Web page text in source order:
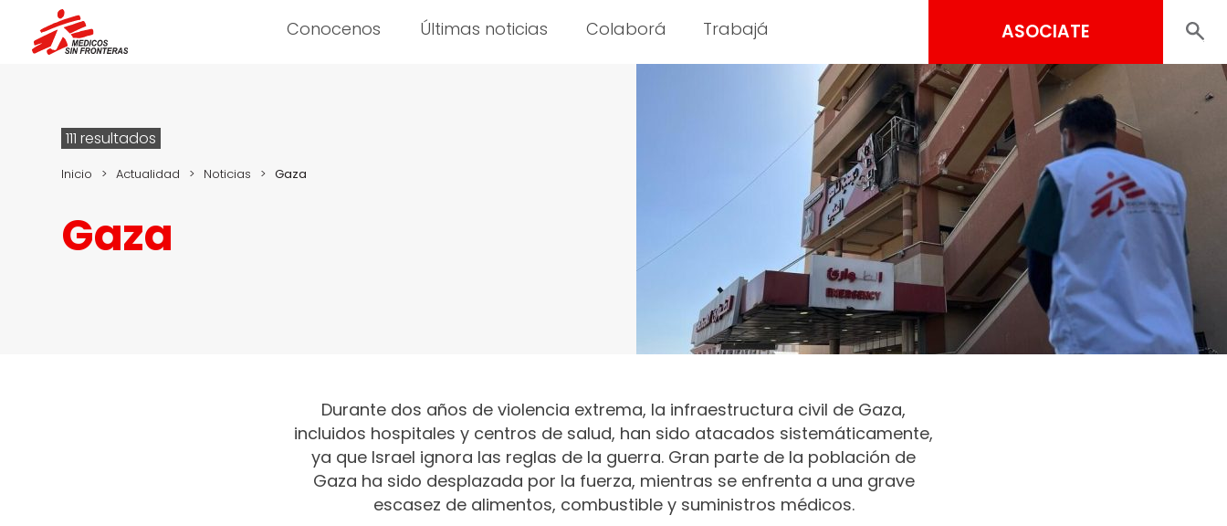
Conocenos Últimas noticias Colaborá Trabajá ASOCIATE
111 resultados
Inicio > Actualidad > Noticias > Gaza
Gaza
Durante dos años de violencia extrema, la infraestructura civil de Gaza,
incluidos hospitales y centros de salud, han sido atacados sistemáticamente,
ya que Israel ignora las reglas de la guerra. Gran parte de la población de
Gaza ha sido desplazada por la fuerza, mientras se enfrenta a una grave
escasez de alimentos, combustible y suministros médicos.